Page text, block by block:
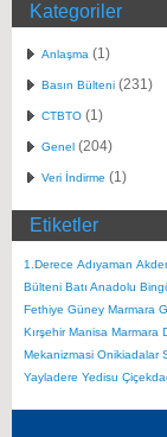
Kategoriler
Anlaşma (1)
Basın Bülteni (231)
CTBTO (1)
Genel (204)
Veri İndirme (1)
Etiketler
1.Derece Adıyaman
Bülteni Batı Anadolu
Fethiye Güney Marmara
Kırşehir Manisa Marmara
Mekanizmasi Onikiadalar
Yayladere Yedisu